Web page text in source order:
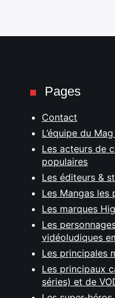
Pages
Contact
L’équipe du
Les acteurs de
populaires
Les éditeurs &
Les Mangas les
Les marques
Les
vidéoludiques
Les principales
Les principaux
séries) et de